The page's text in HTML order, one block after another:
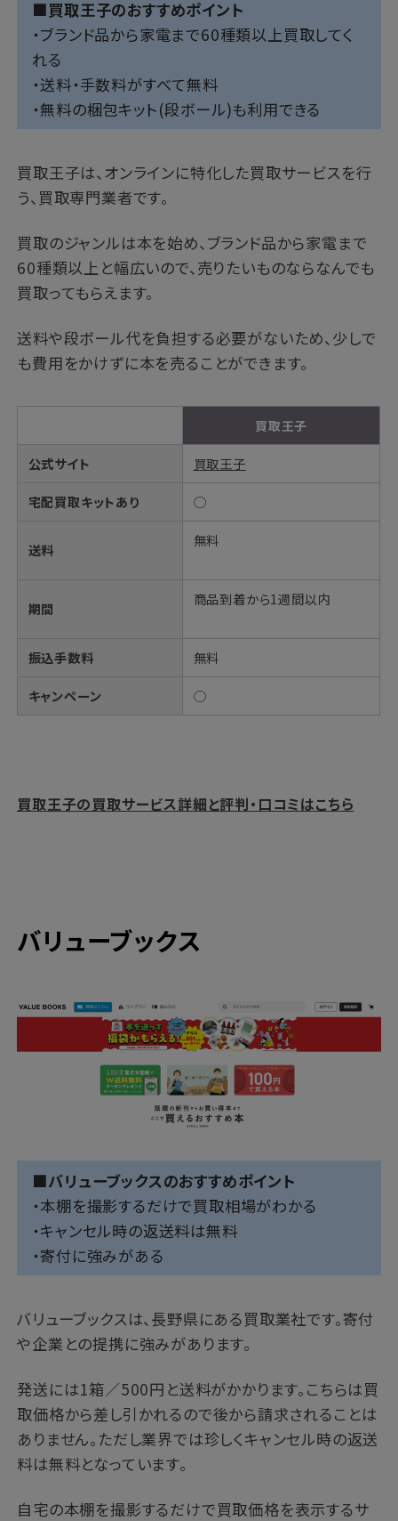
■買取王子のおすすめポイント
・ブランド品から家電まで60種類以上買取してく
れる
・送料・手数料がすべて無料
・無料の梱包キット(段ボール)も利用できる
買取王子は、オンラインに特化した買取サービスを行
う、買取専門業者です。
買取のジャンルは本を始め、ブランド品から家電まで
60種類以上と幅広いので、売りたいものならなんでも
買取ってもらえます。
送料や段ボール代を負担する必要がないため、少しで
も費用をかけずに本を売ることができます。
買取王子
公式サイト 買取王子
宅配買取キットあり ◯
送料
無料
期間
商品到着から1週間以内
振込手数料 無料
キャンペーン ◯
買取王子の買取サービス詳細と評判・口コミはこちら
バリューブックス
■バリューブックスのおすすめポイント
・本棚を撮影するだけで買取相場がわかる
・キャンセル時の返送料は無料
・寄付に強みがある
バリューブックスは、長野県にある買取業社です。寄付
や企業との提携に強みがあります。
発送には1箱／500円と送料がかかります。こちらは買
取価格から差し引かれるので後から請求されることは
ありません。ただし業界では珍しくキャンセル時の返送
料は無料となっています。
自宅の本棚を撮影するだけで買取価格を表示するサ